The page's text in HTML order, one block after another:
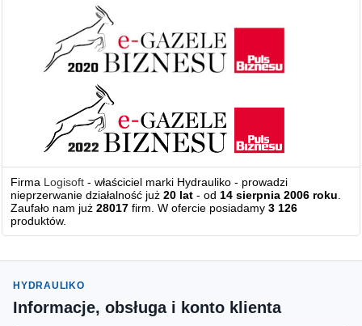
Firma Logisoft - właściciel marki Hydrauliko - prowadzi
nieprzerwanie działalność już20 lat - od 14 sierpnia 2006 roku
Zaufało nam już28017 firm. W ofercie posiadamy3 126
produktów.
HYDRAULIKO
Informacje, obsługa i konto klienta